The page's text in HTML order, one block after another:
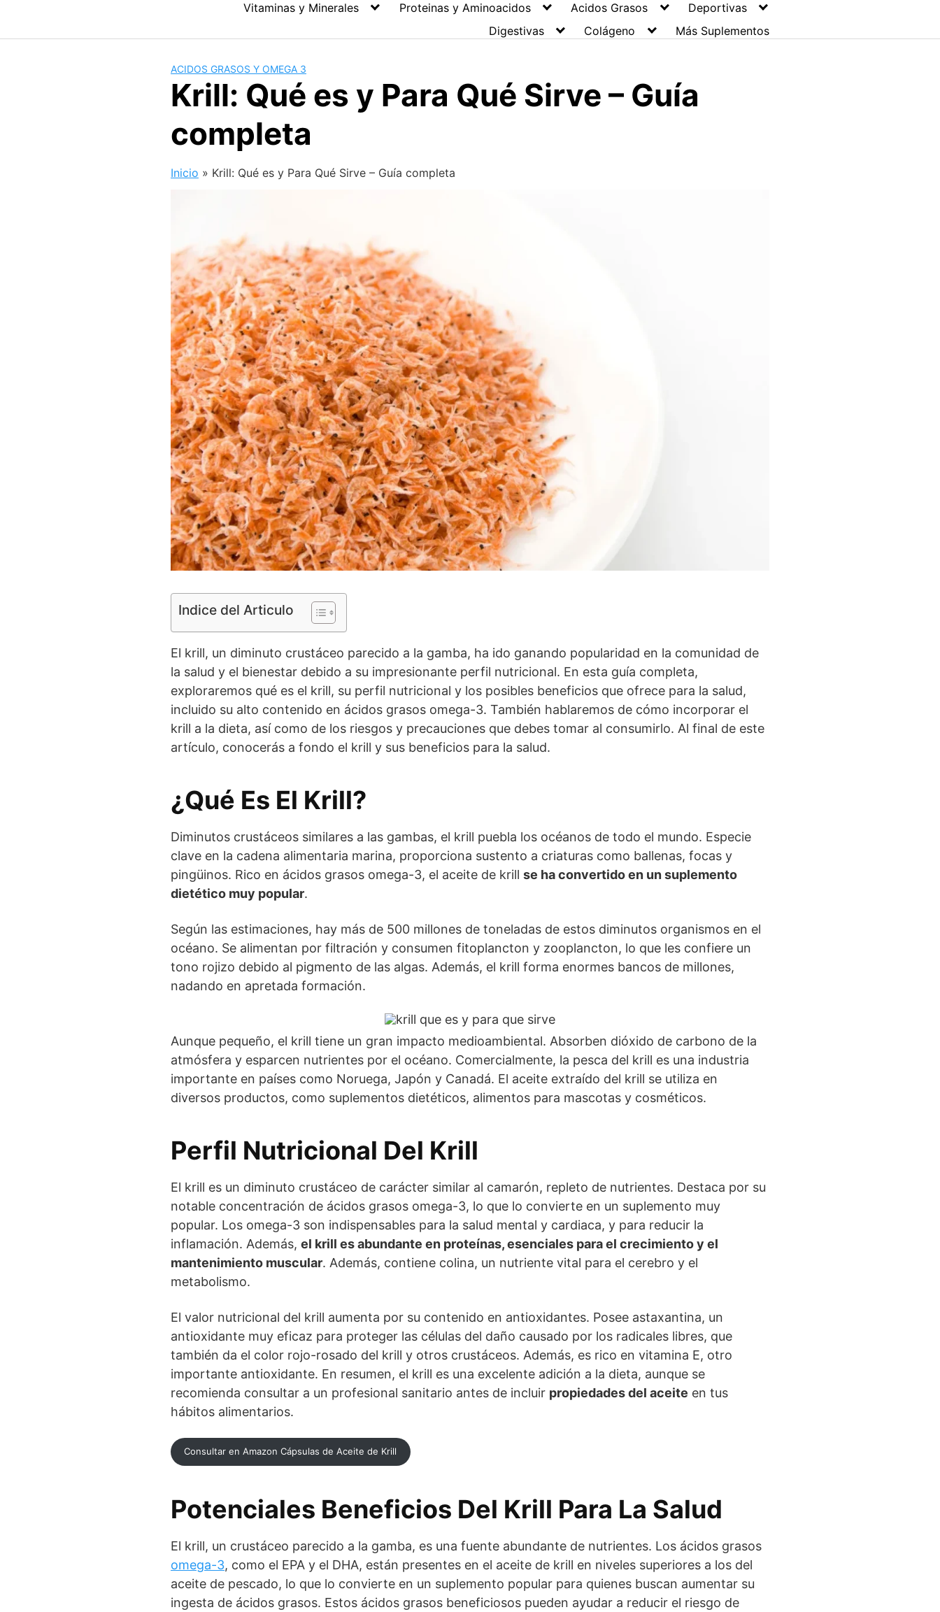
content
Vitaminas y Minerales Proteinas y Aminoacidos Acidos Grasos
Deportivas
Digestivas
Colágeno Más Suplementos
ACIDOS GRASOS Y OMEGA 3
Krill: Qué es y Para Qué Sirve – Guía
completa
Inicio » Krill: Qué es y Para Qué Sirve – Guía completa
Indice del Articulo
El krill, un diminuto crustáceo parecido a la gamba, ha ido ganando popularidad en la comunidad de
la salud y el bienestar debido a su impresionante perfil nutricional. En esta guía completa,
exploraremos qué es el krill, su perfil nutricional y los posibles beneficios que ofrece para la salud,
incluido su alto contenido en ácidos grasos omega-3. También hablaremos de cómo incorporar el
krill a la dieta, así como de los riesgos y precauciones que debes tomar al consumirlo. Al final de este
artículo, conocerás a fondo el krill y sus beneficios para la salud.
¿Qué Es El Krill?
Diminutos crustáceos similares a las gambas, el krill puebla los océanos de todo el mundo. Especie
clave en la cadena alimentaria marina, proporciona sustento a criaturas como ballenas, focas y
pingüinos. Rico en ácidos grasos omega-3, el aceite de krill se ha convertido en un suplemento
dietético muy popular.
Según las estimaciones, hay más de 500 millones de toneladas de estos diminutos organismos en el
océano. Se alimentan por filtración y consumen fitoplancton y zooplancton, lo que les confiere un
tono rojizo debido al pigmento de las algas. Además, el krill forma enormes bancos de millones,
nadando en apretada formación.
Aunque pequeño, el krill tiene un gran impacto medioambiental. Absorben dióxido de carbono de la
atmósfera y esparcen nutrientes por el océano. Comercialmente, la pesca del krill es una industria
importante en países como Noruega, Japón y Canadá. El aceite extraído del krill se utiliza en
diversos productos, como suplementos dietéticos, alimentos para mascotas y cosméticos.
Perfil Nutricional Del Krill
El krill es un diminuto crustáceo de carácter similar al camarón, repleto de nutrientes. Destaca por su
notable concentración de ácidos grasos omega-3, lo que lo convierte en un suplemento muy
popular. Los omega-3 son indispensables para la salud mental y cardiaca, y para reducir la
inflamación. Además, el krill es abundante en proteínas, esenciales para el crecimiento y el
mantenimiento muscular. Además, contiene colina, un nutriente vital para el cerebro y el
metabolismo.
El valor nutricional del krill aumenta por su contenido en antioxidantes. Posee astaxantina, un
antioxidante muy eficaz para proteger las células del daño causado por los radicales libres, que
también da el color rojo-rosado del krill y otros crustáceos. Además, es rico en vitamina E, otro
importante antioxidante. En resumen, el krill es una excelente adición a la dieta, aunque se
recomienda consultar a un profesional sanitario antes de incluir propiedades del aceite en tus
hábitos alimentarios.
Consultar en Amazon Cápsulas de Aceite de Krill
Potenciales Beneficios Del Krill Para La Salud
El krill, un crustáceo parecido a la gamba, es una fuente abundante de nutrientes. Los ácidos grasos
omega-3, como el EPA y el DHA, están presentes en el aceite de krill en niveles superiores a los del
aceite de pescado, lo que lo convierte en un suplemento popular para quienes buscan aumentar su
ingesta de ácidos grasos. Estos ácidos grasos beneficiosos pueden ayudar a reducir el riesgo de